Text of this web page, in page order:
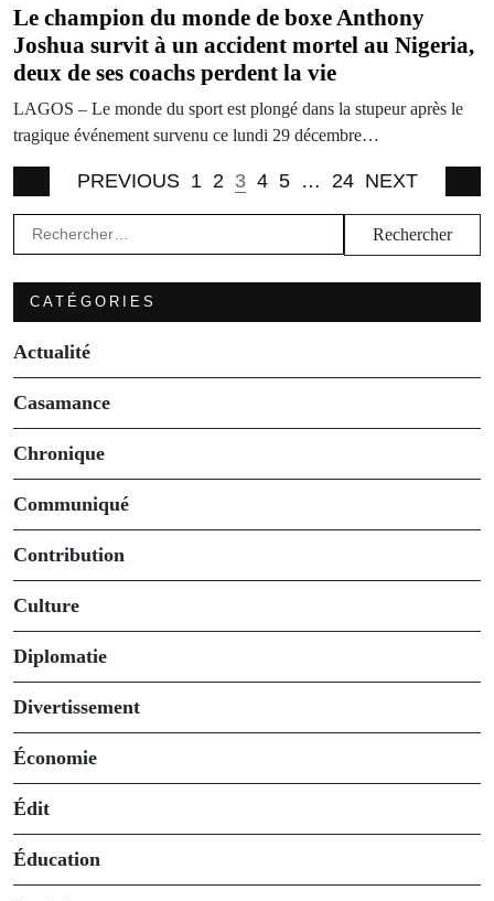
Le champion du monde de boxe Anthony
Joshua survit à un accident mortel au Nigeria,
deux de ses coachs perdent la vie
LAGOS – Le monde du sport est plongé dans la stupeur après le
tragique événement survenu ce lundi 29 décembre…
PREVIOUS 1 2 3 4 5 … 24 NEXT
Rechercher :
CATÉGORIES
Actualité
Casamance
Chronique
Communiqué
Contribution
Culture
Diplomatie
Divertissement
Économie
Édit
Éducation